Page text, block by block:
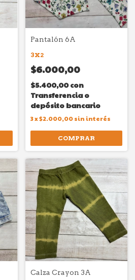
Pantalón 6A
3X2
$6.000,00
$5.400,00con
Transferencia o
depósito bancario
3x$2.000,00 sin interés
COMPRAR
Calza Crayon 3A